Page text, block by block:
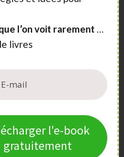
: vous aider à
votre livre. Et plus
de réussir dans la forme
le mieux (recherche de
d’auteur, auto-édition,
l’on voit rarement …
livres
l'e-book
gratuitement